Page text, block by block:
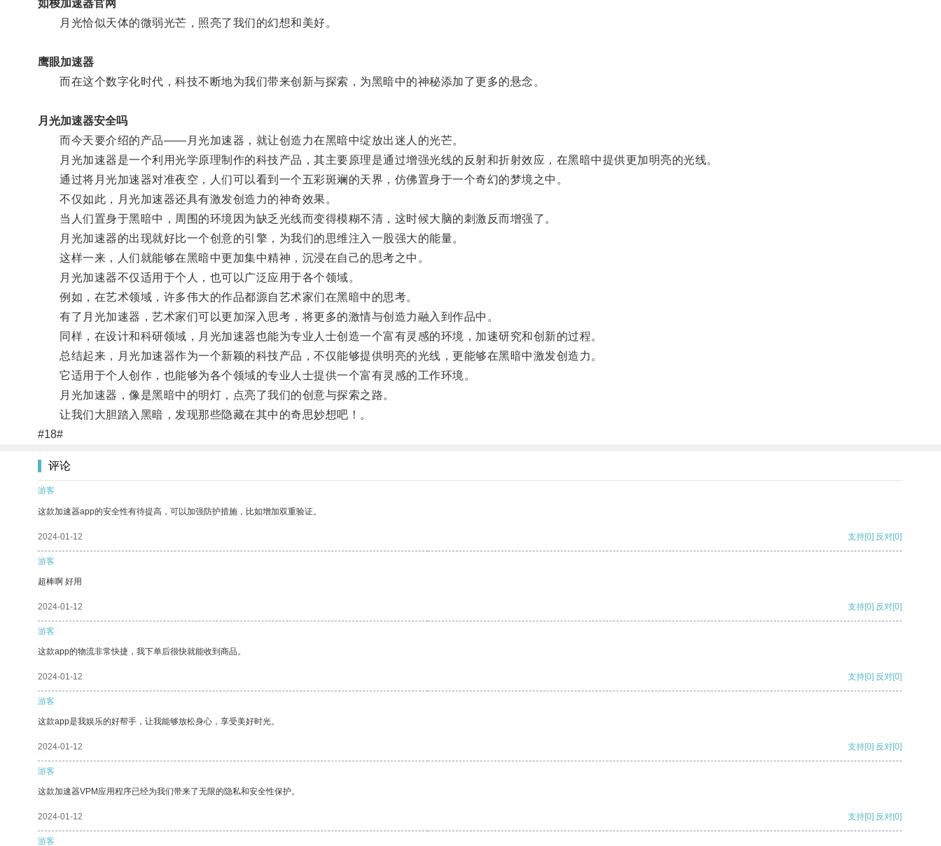
如梭加速器官网
月光恰似天体的微弱光芒，照亮了我们的幻想和美好。
鹰眼加速器
而在这个数字化时代，科技不断地为我们带来创新与探索，为黑暗中的神秘添加了更多的悬念。
月光加速器安全吗
而今天要介绍的产品——月光加速器，就让创造力在黑暗中绽放出迷人的光芒。
月光加速器是一个利用光学原理制作的科技产品，其主要原理是通过增强光线的反射和折射效应，在黑暗中提供更加明亮的光线。
通过将月光加速器对准夜空，人们可以看到一个五彩斑斓的天界，仿佛置身于一个奇幻的梦境之中。
不仅如此，月光加速器还具有激发创造力的神奇效果。
当人们置身于黑暗中，周围的环境因为缺乏光线而变得模糊不清，这时候大脑的刺激反而增强了。
月光加速器的出现就好比一个创意的引擎，为我们的思维注入一股强大的能量。
这样一来，人们就能够在黑暗中更加集中精神，沉浸在自己的思考之中。
月光加速器不仅适用于个人，也可以广泛应用于各个领域。
例如，在艺术领域，许多伟大的作品都源自艺术家们在黑暗中的思考。
有了月光加速器，艺术家们可以更加深入思考，将更多的激情与创造力融入到作品中。
同样，在设计和科研领域，月光加速器也能为专业人士创造一个富有灵感的环境，加速研究和创新的过程。
总结起来，月光加速器作为一个新颖的科技产品，不仅能够提供明亮的光线，更能够在黑暗中激发创造力。
它适用于个人创作，也能够为各个领域的专业人士提供一个富有灵感的工作环境。
月光加速器，像是黑暗中的明灯，点亮了我们的创意与探索之路。
让我们大胆踏入黑暗，发现那些隐藏在其中的奇思妙想吧！。
#18#
评论
游客
这款加速器app的安全性有待提高，可以加强防护措施，比如增加双重验证。
2024-01-12 支持[0] 反对[0]
游客
超棒啊 好用
2024-01-12 支持[0] 反对[0]
游客
这款app的物流非常快捷，我下单后很快就能收到商品。
2024-01-12 支持[0] 反对[0]
游客
这款app是我娱乐的好帮手，让我能够放松身心，享受美好时光。
2024-01-12 支持[0] 反对[0]
游客
这款加速器VPM应用程序已经为我们带来了无限的隐私和安全性保护。
2024-01-12 支持[0] 反对[0]
游客